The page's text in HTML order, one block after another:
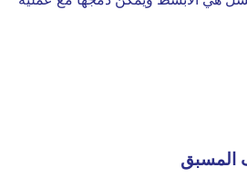
المسبق